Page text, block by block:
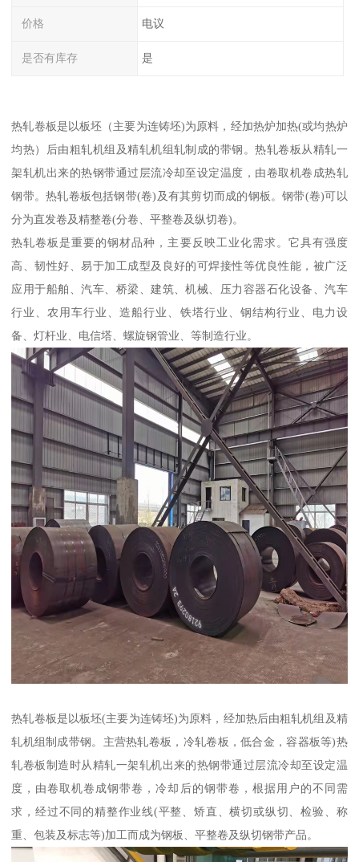
价格 电议
是否有库存 是
热轧卷板是以板坯（主要为连铸坯)为原料，经加热炉加热(或均热炉
均热）后由粗轧机组及精轧机组轧制成的带钢。热轧卷板从精轧一
架轧机出来的热钢带通过层流冷却至设定温度，由卷取机卷成热轧
钢带。热轧卷板包括钢带(卷)及有其剪切而成的钢板。钢带(卷)可以
分为直发卷及精整卷(分卷、平整卷及纵切卷)。
热轧卷板是重要的钢材品种，主要反映工业化需求。它具有强度
高、韧性好、易于加工成型及良好的可焊接性等优良性能，被广泛
应用于船舶、汽车、桥梁、建筑、机械、压力容器石化设备、汽车
行业、农用车行业、造船行业、铁塔行业、钢结构行业、电力设
备、灯杆业、电信塔、螺旋钢管业、等制造行业。
热轧卷板是以板坯(主要为连铸坯)为原料，经加热后由粗轧机组及精
轧机组制成带钢。主营热轧卷板，冷轧卷板，低合金，容器板等)热
轧卷板制造时从精轧一架轧机出来的热钢带通过层流冷却至设定温
度，由卷取机卷成钢带卷，冷却后的钢带卷，根据用户的不同需
求，经过不同的精整作业线(平整、矫直、横切或纵切、检验、称
重、包装及标志等)加工而成为钢板、平整卷及纵切钢带产品。